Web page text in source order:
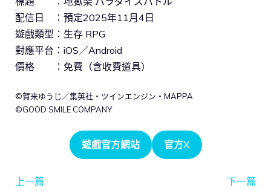
配信日 ：預定2025年11月4日
遊戲類型：生存 RPG
對應平台：iOS／Android
價格 ：免費（含收費道具）
©賀来ゆうじ／集英社・ツインエンジン・MAPPA
©GOOD SMILE COMPANY
遊戲官方網站 官方X
上一篇 下一篇